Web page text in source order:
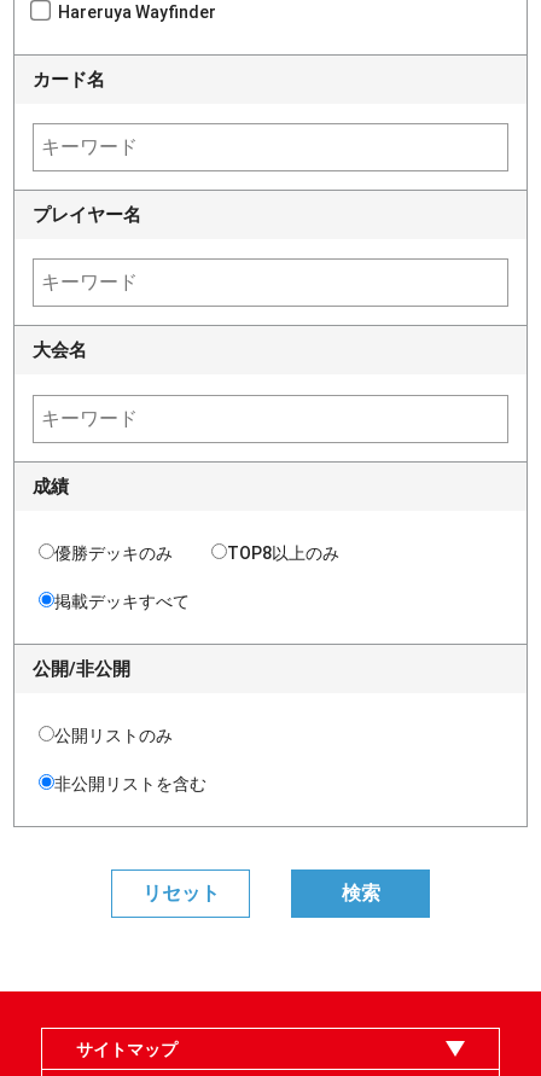
Hareruya Wayfinder
カード名
プレイヤー名
大会名
成績
優勝デッキのみ TOP8以上のみ
掲載デッキすべて
公開/非公開
公開リストのみ
非公開リストを含む
サイトマップ